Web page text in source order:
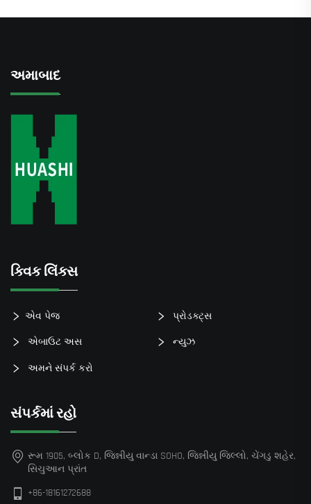
અમાબાદ
ક્વિક લિંક્સ
એવ પેજ પ્રોડક્ટ્સ
એબાઉટ અસ ન્યુઝ
અમને સંપર્ક કરો
સંપર્કમાં રહો
રૂમ 1905, બ્લોક D, જિન્નીયુ વાન્ડા SOHO, જિન્નીયુ જિલ્લો, ચેંગડુ શહેર,
સિચુઆન પ્રાંત
+86-18161272688